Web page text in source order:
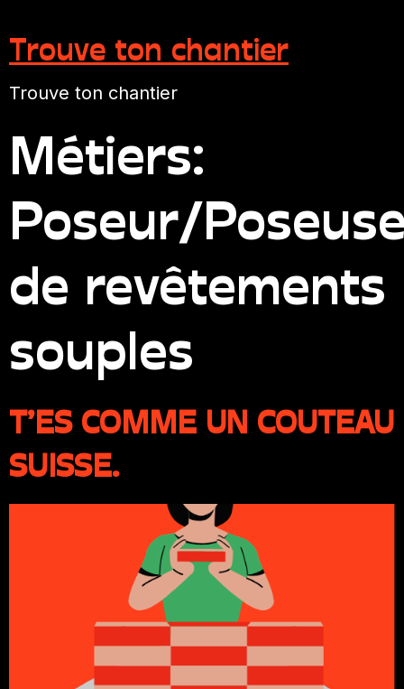
Trouve ton chantier
Trouve ton chantier
Métiers:
Poseur/
de revêtements
souples
T’ES COMME UN COUTEAU
SUISSE.